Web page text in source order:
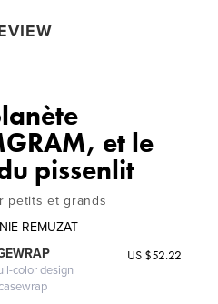
et le
pissenlit
petits et grands
REMUZAT
color design
US $52.22